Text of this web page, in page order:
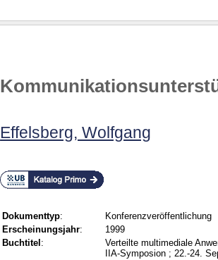
Effelsberg, Wolfgang
Dokumenttyp:
Konferenzveröffentlichung
Erscheinungsjahr:
1999
Buchtitel :
Verteilte multimediale
IIA-Symposion ; 22.-24.